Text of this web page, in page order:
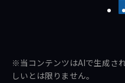
※当コンテンツはAIで生成さ
しいとは限りません。